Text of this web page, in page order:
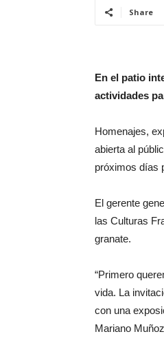
Share
En el patio
actividades
Homenajes,
abierta al
próximos días
El gerente
las Culturas
granate.
“Primero
vida. La
con una
Mariano